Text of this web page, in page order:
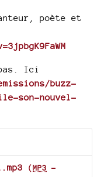
poète et
Ici
buzz-
son-nouvel-
(MP3 -